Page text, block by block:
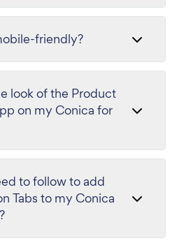
friendly?
look of the Product
on my Conica for
to follow to add
Tabs to my Conica